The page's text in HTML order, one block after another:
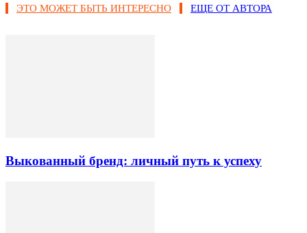
ЭТО МОЖЕТ БЫТЬ ИНТЕРЕСНО ЕЩЕ ОТ АВТОРА
Выкованный бренд: личный путь к успеху